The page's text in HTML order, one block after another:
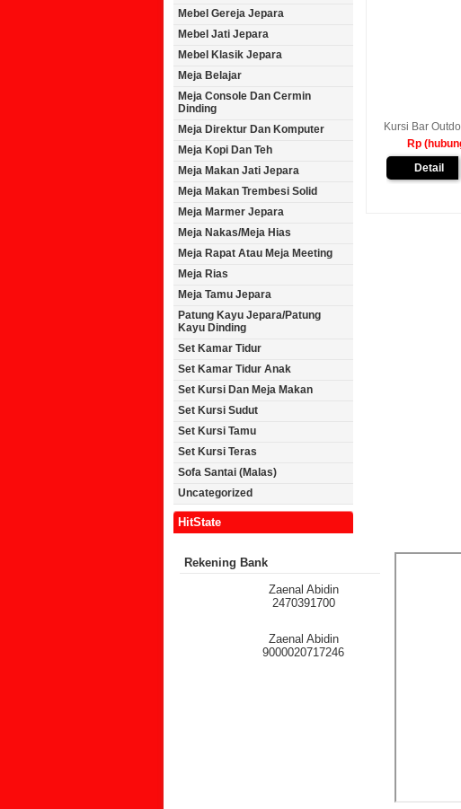
Kursi Bar
Rp
Detail
Mebel Gereja Jepara
Mebel Jati Jepara
Mebel Klasik Jepara
Meja Belajar
Meja Console Dan Cermin
Dinding
Meja Direktur Dan Komputer
Meja Kopi Dan Teh
Meja Makan Jati Jepara
Meja Makan Trembesi Solid
Meja Marmer Jepara
Meja Nakas/Meja Hias
Meja Rapat Atau Meja Meeting
Meja Rias
Meja Tamu Jepara
Patung Kayu Jepara/Patung
Kayu Dinding
Set Kamar Tidur
Set Kamar Tidur Anak
Set Kursi Dan Meja Makan
Set Kursi Sudut
Set Kursi Tamu
Set Kursi Teras
Sofa Santai (Malas)
Uncategorized
HitState
Rekening Bank
Zaenal Abidin
2470391700
Zaenal Abidin
9000020717246